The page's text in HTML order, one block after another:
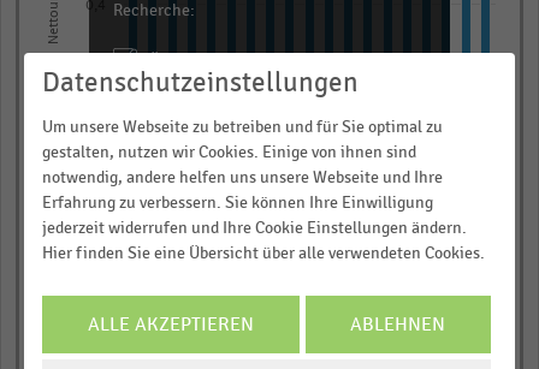
categories.
19
categories.
The
chart
has
displaying
2006 2008 2010 2012 2014 2016 2018 2020 2022 2024
0,0
0,4
of
interactive
Recherche:
Über 300.000 Daten und Kennzahlen
Rund 25.000 Statistiken
Download als Excel, PNG, PDF
… und vieles mehr!
JETZT INFORMIEREN
Datenschutzeinstellungen
Um unsere Webseite zu betreiben und für Sie optimal zu
gestalten, nutzen wir Cookies. Einige von ihnen sind
notwendig, andere helfen uns unsere Webseite und Ihre
Erfahrung zu verbessern. Sie können Ihre Einwilligung
jederzeit widerrufen und Ihre Cookie Einstellungen ändern.
Hier finden Sie eine Übersicht über alle verwendeten Cookies.
ALLE AKZEPTIEREN ABLEHNEN